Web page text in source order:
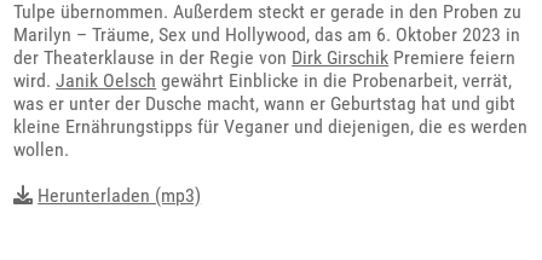
Tulpe übernommen. Außerdem steckt er gerade in den Proben zu
Marilyn – Träume, Sex und Hollywood, das am 6. Oktober 2023 in
der Theaterklause in der Regie von Dirk Girschik Premiere feiern
wird.Janik Oelsch gewährt Einblicke in die Probenarbeit, verrät,
was er unter der Dusche macht, wann er Geburtstag hat und gibt
kleine Ernährungstipps für Veganer und diejenigen, die es werden
wollen.
Herunterladen (mp3)